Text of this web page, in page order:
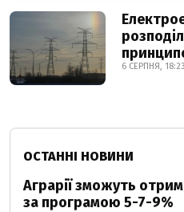
6 СЕРПНЯ, 18:23
ОСТАННІ НОВИНИ
Аграрії зможуть
за програмою 5-7-9%